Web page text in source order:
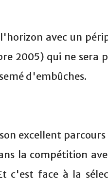
avec un
2005) qui ne sera
d'embûches.
excellent
la compétition
c'est face à la